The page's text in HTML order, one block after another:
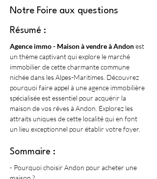
Notre Foire aux questions
Résumé :
Agence immo - Maison à vendre à Andon est
un thème captivant qui explore le marché
immobilier de cette charmante commune
nichée dans les Alpes-Maritimes. Découvrez
pourquoi faire appel à une agence immobilière
spécialisée est essentiel pour acquérir la
maison de vos rêves à Andon. Explorez les
attraits uniques de cette localité qui en font
un lieu exceptionnel pour établir votre foyer.
Sommaire :
- Pourquoi choisir Andon pour acheter une